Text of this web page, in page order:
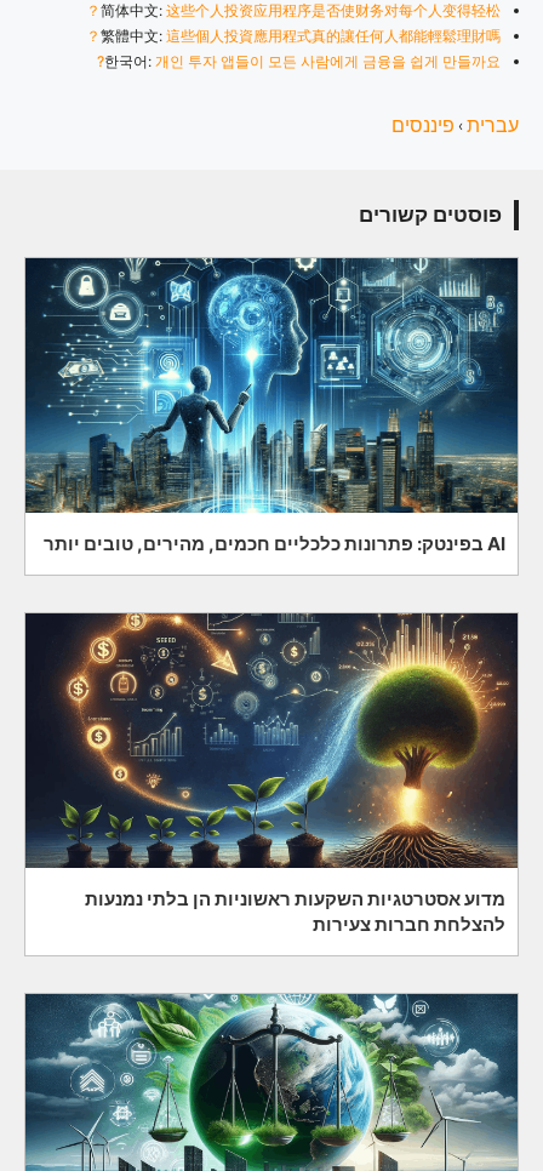
简体中文: 这些个人投资应用程序是否使财务对每个人变得轻松？
繁體中文: 這些個人投資應用程式真的讓任何人都能輕鬆理財嗎？
한국어: 개인 투자 앱들이 모든 사람에게 금융을 쉽게 만들까요?
עברית › פיננסים
פוסטים קשורים
AI בפינטק: פתרונות כלכליים חכמים, מהירים, טובים יותר
מדוע אסטרטגיות השקעות ראשוניות הן בלתי נמנעות
להצלחת חברות צעירות